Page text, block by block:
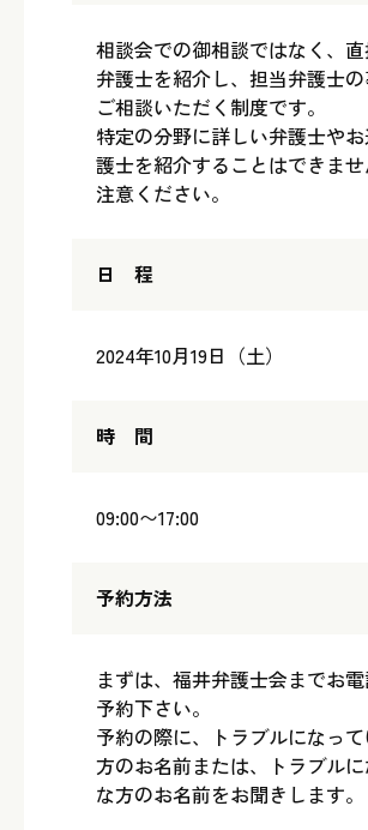
相談会での御相談ではなく、
弁護士を紹介し、担当弁護士
ご相談いただく制度です。
特定の分野に詳しい弁護士や
護士を紹介することはできま
注意ください。
日 程
2024年10月19日（土）
時 間
09:00〜17:00
予約方法
まずは、福井弁護士会までお
予約下さい。
予約の際に、トラブルになっ
方のお名前または、トラブルに
な方のお名前をお聞きします。